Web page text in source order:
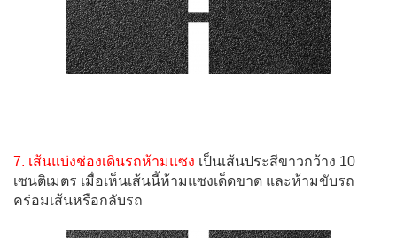
7. เส้นแบ่งช่องเดินรถห้ามแซง เป็นเส้นประสีขาวกว้าง 10
เซนติเมตร เมื่อเห็นเส้นนี้ห้ามแซงเด็ดขาด และห้ามขับรถ
คร่อมเส้นหรือกลับรถ